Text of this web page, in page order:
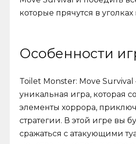
которые прячутся в
Особенности
Toilet Monster: Move Survival
уникальная игра, которая
элементы хоррора,
стратегии. В этой игре вы
сражаться с атакующими